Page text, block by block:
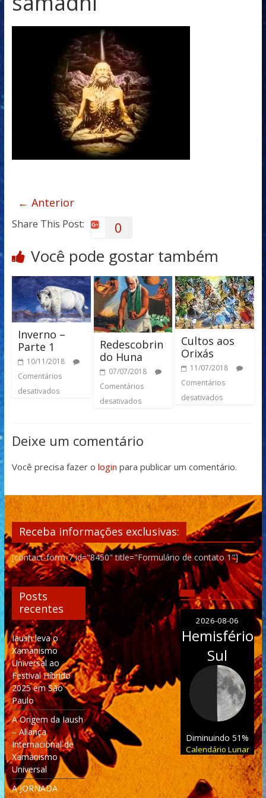
← Anterior
Share This Post: 0
Você pode gostar também
Inverno –
Parte 1
10/11/2018
Comentários
desativados
Redescobrin
do Huna
07/07/2018
Comentários
desativados
Cultos aos
Orixás
11/07/2018
Comentários
desativados
Deixe um comentário
Você precisa fazer o login para publicar um comentário.
Receba informações exclusivas:
[contact-form-7 id="8450" title="Formulário de contato 1"]
Posts
recentes
Iaush leva o
Xamanismo
Universal ao
Festival Híbrido
2025 em São
Paulo
A Origem da Iaush
– Aliança
Internacional de
Xamanismo
Universal
A JORNADA
2026-08-06
Hemisfério
Sul
Diminuindo 51%
Calendário Lunar